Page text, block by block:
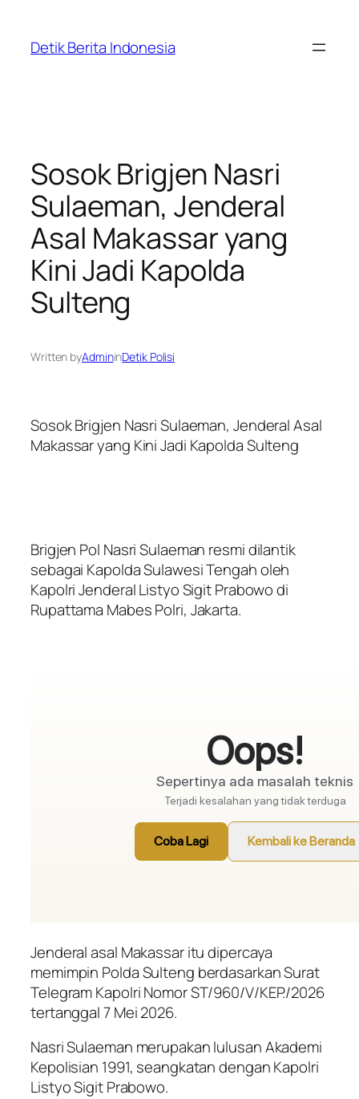
content
Detik Berita Indonesia
Sosok Brigjen Nasri
Sulaeman, Jenderal
Asal Makassar yang
Kini Jadi Kapolda
Sulteng
Written byAdmininDetik Polisi
Sosok Brigjen Nasri Sulaeman, Jenderal Asal
Makassar yang Kini Jadi Kapolda Sulteng
Brigjen Pol Nasri Sulaeman resmi dilantik
sebagai Kapolda Sulawesi Tengah oleh
Kapolri Jenderal Listyo Sigit Prabowo di
Rupattama Mabes Polri, Jakarta.
Jenderal asal Makassar itu dipercaya
memimpin Polda Sulteng berdasarkan Surat
Telegram Kapolri Nomor ST/960/V/KEP./2026
tertanggal 7 Mei 2026.
Nasri Sulaeman merupakan lulusan Akademi
Kepolisian 1991, seangkatan dengan Kapolri
Listyo Sigit Prabowo.